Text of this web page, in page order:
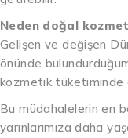
Neden doğal
Gelişen ve değişen
önünde
kozmetik tüketiminde
Bu müdahalelerin en
yarınlarımıza daha